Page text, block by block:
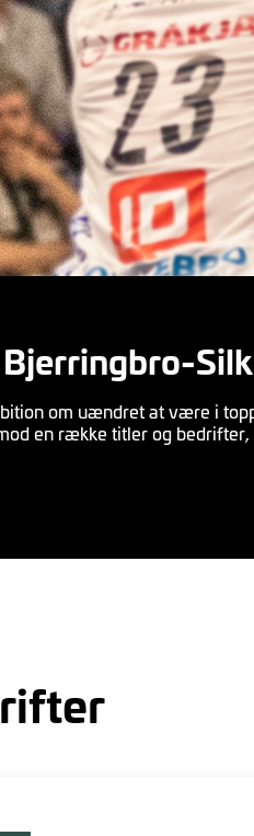
om uændret at være i
en række titler og